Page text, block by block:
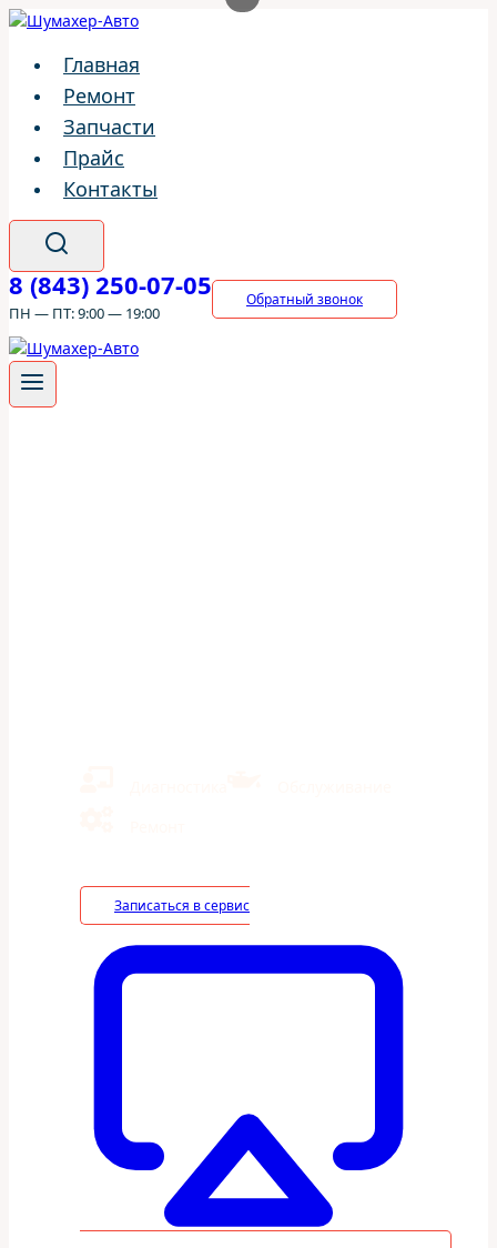
Перейти
содержимому
Главная
Ремонт
Запчасти
Прайс
Контакты
8 (843) 250-07-05
ПН — ПТ: 9:00 — 19:00
Обратный звонок
Записаться в сервис